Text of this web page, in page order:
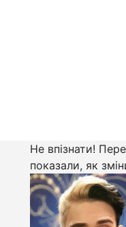
Не впізнати!
показали, як